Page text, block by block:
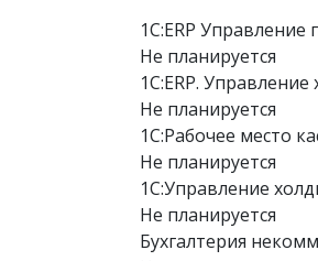
1С:ERP Управление
Не планируется
1С:ERP.
Не планируется
1С:Рабочее место
Не планируется
1С:Управление
Не планируется
Бухгалтерия